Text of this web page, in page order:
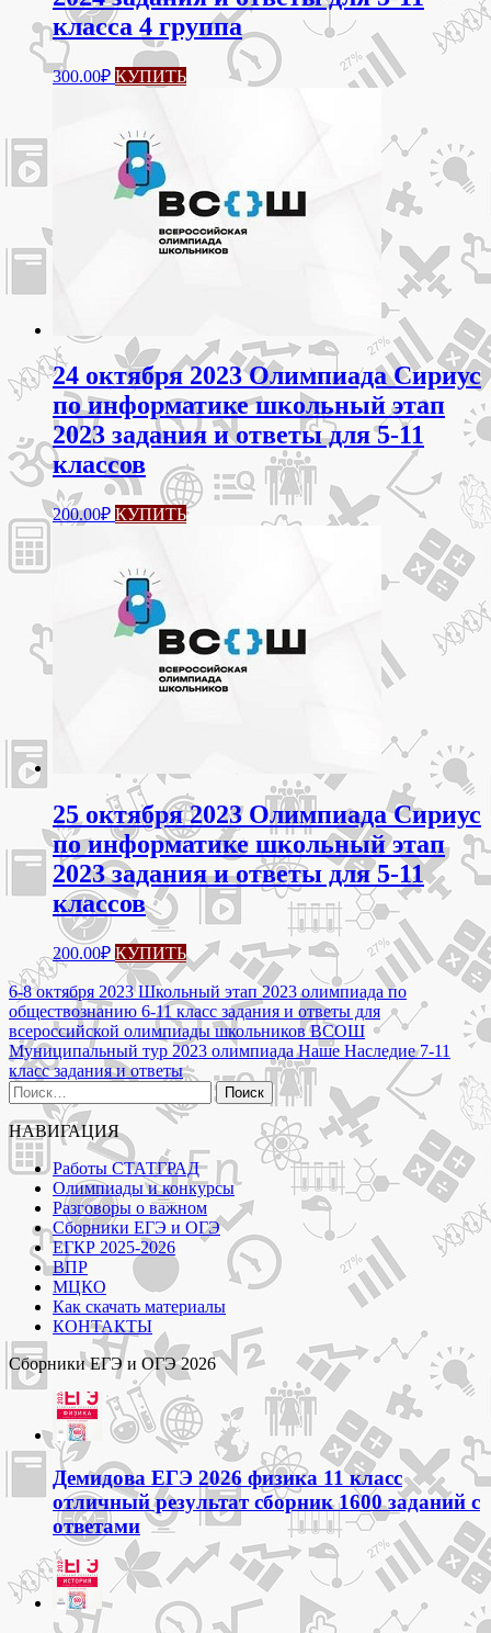
класса 4 группа
300.00₽ КУПИТЬЭтот
товар
можно
выбрать
на
странице
24 октября 2023 Олимпиада Сириус
по информатике школьный этап
2023 задания и ответы для 5-11
классов
200.00₽ КУПИТЬЭтот
товар
можно
выбрать
на
странице
25 октября 2023 Олимпиада Сириус
по информатике школьный этап
2023 задания и ответы для 5-11
классов
200.00₽ КУПИТЬЭтот
товар
имеет
несколько
вариаций.
Опции
можно
выбрать
на
товара.
Навигация
по
записям
6-8 октября 2023 Школьный этап 2023 олимпиада по
обществознанию 6-11 класс задания и ответы для
всероссийской олимпиады школьников ВСОШ
Муниципальный тур 2023 олимпиада Наше Наследие 7-11
класс задания и ответы
Найти:
НАВИГАЦИЯ
Работы СТАТГРАД
Олимпиады и конкурсы
Разговоры о важном
Сборники ЕГЭ и ОГЭ
ЕГКР 2025-2026
ВПР
МЦКО
Как скачать материалы
КОНТАКТЫ
Сборники ЕГЭ и ОГЭ 2026
Демидова ЕГЭ 2026 физика 11 класс
отличный результат сборник 1600 заданий с
ответами